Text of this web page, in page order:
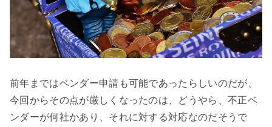
前年まではベンダー申請も可能であったらしいのだが、
今回からその点が厳しくなったのは、どうやら、不正ベ
ンダーが何社かあり、それに対する対応なのだそうで